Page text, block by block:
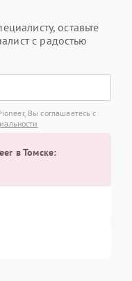
оставьте
с радостью
Вы соглашаетесь с
в Томске: